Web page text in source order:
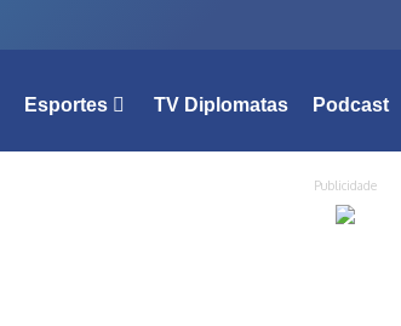
Esportes TV Diplomatas Podcast
Publicidade